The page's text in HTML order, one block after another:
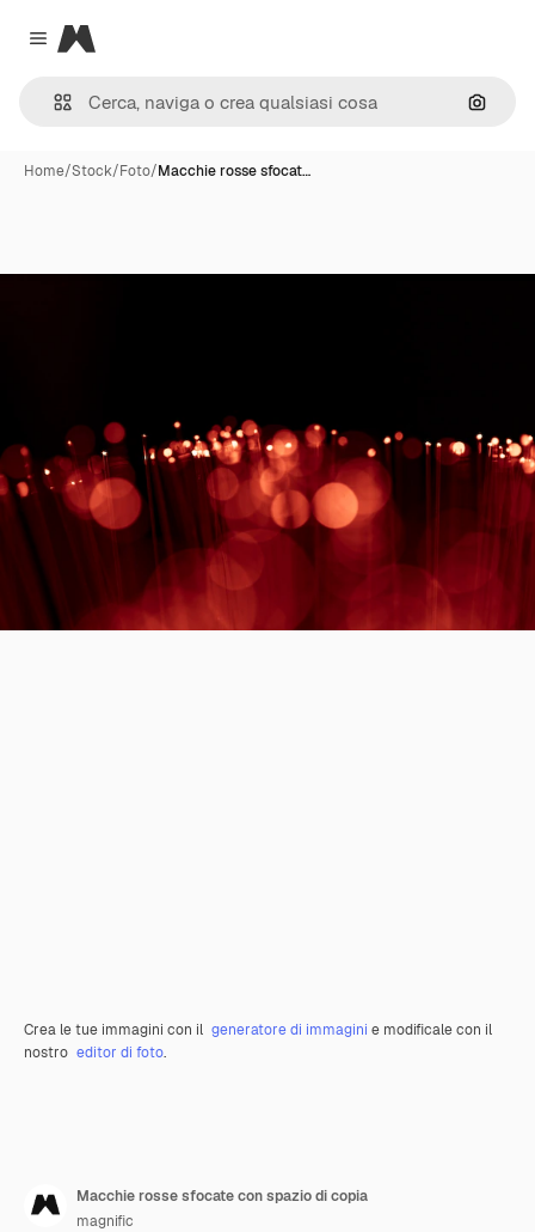
Close menu
Magnific
Cerca
Home/Stock/Foto/Macchie rosse sfocat…
Crea le tue immagini con il generatore di immagini e modificale con il
nostro editor di foto.
Macchie rosse sfocate con spazio di copia
magnific